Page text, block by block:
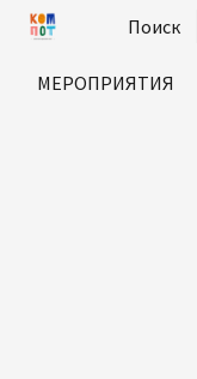
МЕРОПРИЯТИЯ